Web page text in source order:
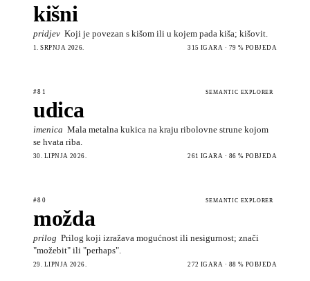
kišni
pridjev Koji je povezan s kišom ili u kojem pada kiša; kišovit.
1. SRPNJA 2026. 315 IGARA · 79 % POBJEDA
#81 SEMANTIC EXPLORER
udica
imenica Mala metalna kukica na kraju ribolovne strune kojom
se hvata riba.
30. LIPNJA 2026. 261 IGARA · 86 % POBJEDA
#80 SEMANTIC EXPLORER
možda
prilog Prilog koji izražava mogućnost ili nesigurnost; znači
"možebit" ili "perhaps".
29. LIPNJA 2026. 272 IGARA · 88 % POBJEDA